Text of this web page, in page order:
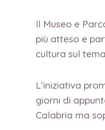
Il Museo e
più atteso e
cultura sul
L’iniziativa
giorni di
Calabria ma